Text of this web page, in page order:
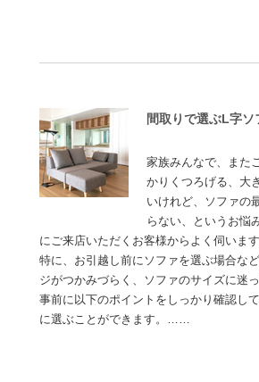
間取りで選ぶL字ソ
家族みんなで、また
かりくつろげる、大
いけれど、ソファの
らない、というお悩
にご来店いただくお客様からよく伺います
特に、お引越し前にソファを選ぶ場合な
ジがつかみづらく、ソファのサイズに迷
事前に以下のポイントをしっかり確認し
に選ぶことができます。……